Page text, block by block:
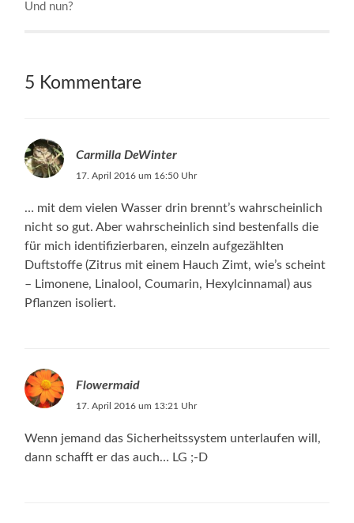
Und nun?
5 Kommentare
Carmilla DeWinter
17. April 2016 um 16:50 Uhr
… mit dem vielen Wasser drin brennt’s wahrscheinlich
nicht so gut. Aber wahrscheinlich sind bestenfalls die
für mich identifizierbaren, einzeln aufgezählten
Duftstoffe (Zitrus mit einem Hauch Zimt, wie’s scheint
– Limonene, Linalool, Coumarin, Hexylcinnamal) aus
Pflanzen isoliert.
Flowermaid
17. April 2016 um 13:21 Uhr
Wenn jemand das Sicherheitssystem unterlaufen will,
dann schafft er das auch… LG ;-D